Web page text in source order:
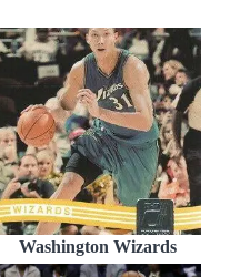
Washington Wizards